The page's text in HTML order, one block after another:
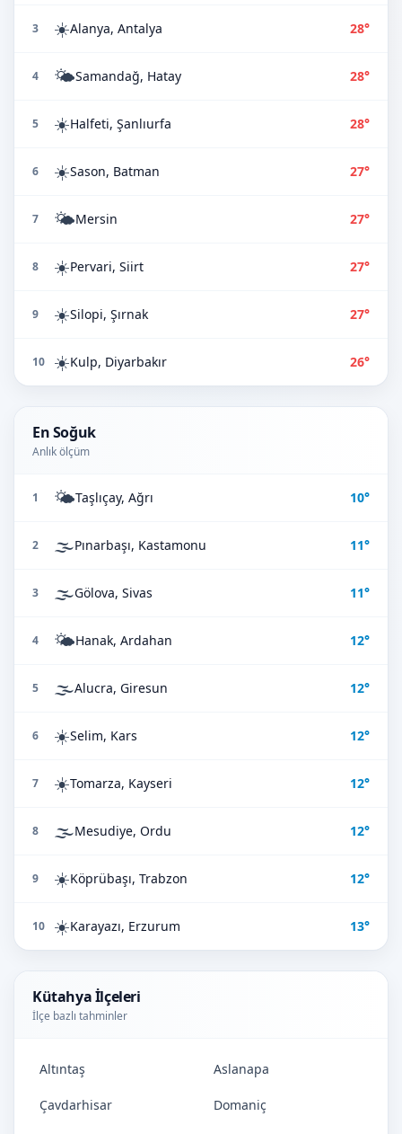
3 ☀️Alanya, Antalya 28°
4 🌤️Samandağ, Hatay 28°
5 ☀️Halfeti, Şanlıurfa 28°
6 ☀️Sason, Batman 27°
7 🌤️Mersin 27°
8 ☀️Pervari, Siirt 27°
9 ☀️Silopi, Şırnak 27°
10 ☀️Kulp, Diyarbakır 26°
En Soğuk
Anlık ölçüm
1 🌤️Taşlıçay, Ağrı 10°
2 🌫️Pınarbaşı, Kastamonu 11°
3 🌫️Gölova, Sivas 11°
4 🌤️Hanak, Ardahan 12°
5 🌫️Alucra, Giresun 12°
6 ☀️Selim, Kars 12°
7 ☀️Tomarza, Kayseri 12°
8 🌫️Mesudiye, Ordu 12°
9 ☀️Köprübaşı, Trabzon 12°
10 ☀️Karayazı, Erzurum 13°
Kütahya İlçeleri
İlçe bazlı tahminler
Altıntaş Aslanapa
Çavdarhisar Domaniç